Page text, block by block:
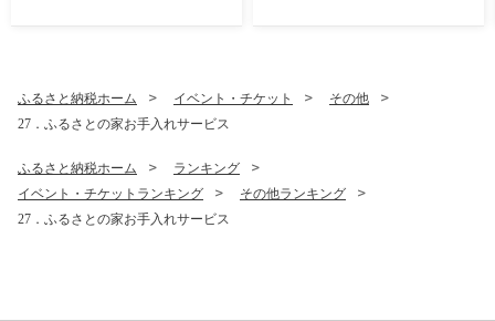
ふるさと納税ホーム イベント・チケット
その他
27．ふるさとの家お手入れサービス
ふるさと納税ホーム
ランキング
イベント・チケットランキング
その他ランキング
27．ふるさとの家お手入れサービス